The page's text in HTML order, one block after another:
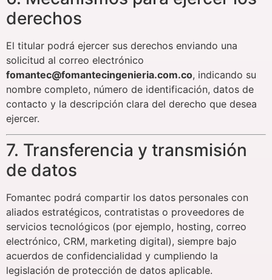
derechos
El titular podrá ejercer sus derechos enviando una
solicitud al correo electrónico
fomantec@fomantecingenieria.com.co, indicando su
nombre completo, número de identificación, datos de
contacto y la descripción clara del derecho que desea
ejercer.
7. Transferencia y transmisión
de datos
Fomantec podrá compartir los datos personales con
aliados estratégicos, contratistas o proveedores de
servicios tecnológicos (por ejemplo, hosting, correo
electrónico, CRM, marketing digital), siempre bajo
acuerdos de confidencialidad y cumpliendo la
legislación de protección de datos aplicable.